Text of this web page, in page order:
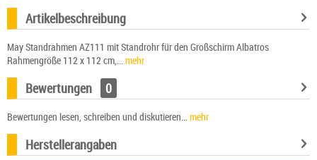
Artikelbeschreibung
May Standrahmen AZ111 mit Standrohr für den Großschirm Albatros
Rahmengröße 112 x 112 cm,...
mehr
Bewertungen 0
Bewertungen lesen, schreiben und diskutieren... mehr
Herstellerangaben